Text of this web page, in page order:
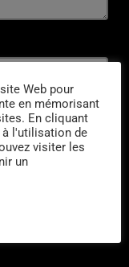
Web pour
en mémorisant
En cliquant
à l'utilisation de
visiter les
un